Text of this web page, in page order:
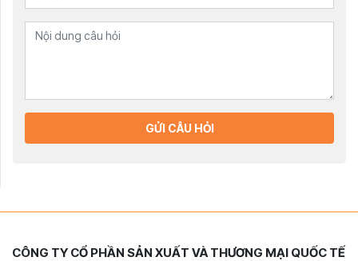
GỬI CÂU HỎI
CÔNG TY CỔ PHẦN SẢN XUẤT VÀ THƯƠNG MẠI QUỐC TẾ